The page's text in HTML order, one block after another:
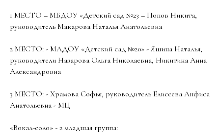
1 МЕСТО – МБДОУ «Детский сад №23 – Попов Никита,
руководитель Макарова Наталья Анатольевна
2 МЕСТО: - МАДОУ «Детский сад №20» - Яшина Наталья,
руководители Назарова Ольга Николаевна, Никитина Анна
Александровна
3 МЕСТО: - Храмова Софья, руководитель Елисеева Анфиса
Анатольевна - МЦ
«Вокал-соло» - 2 младшая группа: